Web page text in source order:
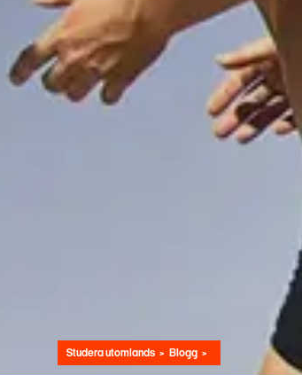
Studera utomlands Blogg